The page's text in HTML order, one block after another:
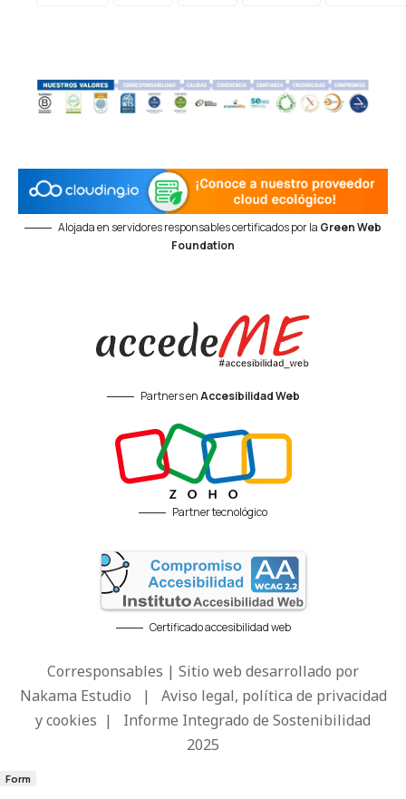
Alojada en servidores responsables certificados por la Green Web
Foundation
Partners enAccesibilidad Web
Partner tecnológico
Certificado accesibilidad web
Corresponsables | Sitio web desarrollado por
Nakama Estudio | Aviso legal, política de privacidad
y cookies | Informe Integrado de Sostenibilidad
2025
Form